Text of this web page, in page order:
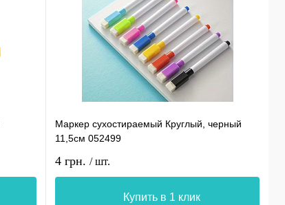
Маркер сухостираемый Круглый, черный
11,5см 052499
4 грн. / шт.
Купить в 1 клик